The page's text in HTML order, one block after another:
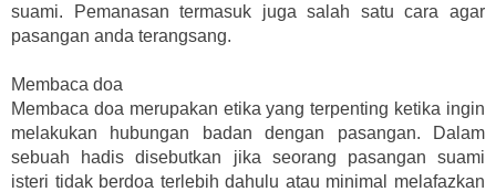
suami. Pemanasan termasuk juga salah satu cara agar
pasangan anda terangsang.
Membaca doa
Membaca doa merupakan etika yang terpenting ketika ingin
melakukan hubungan badan dengan pasangan. Dalam
sebuah hadis disebutkan jika seorang pasangan suami
isteri tidak berdoa terlebih dahulu atau minimal melafazkan